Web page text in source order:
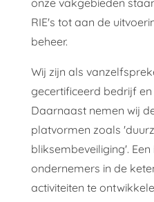
onze vakgebieden
RIE's tot aan de
beheer.
Wij zijn als
gecertificeerd bedrijf en
Daarnaast nemen wij
platvormen zoals
bliksembeveiliging'.
ondernemers in de
activiteiten te